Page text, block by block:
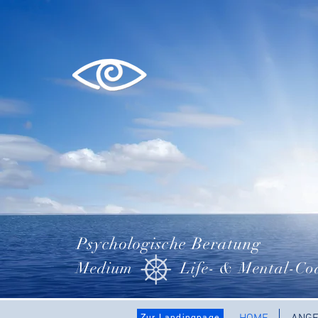
Medium Life- & Mental-
Psychologische Beratung